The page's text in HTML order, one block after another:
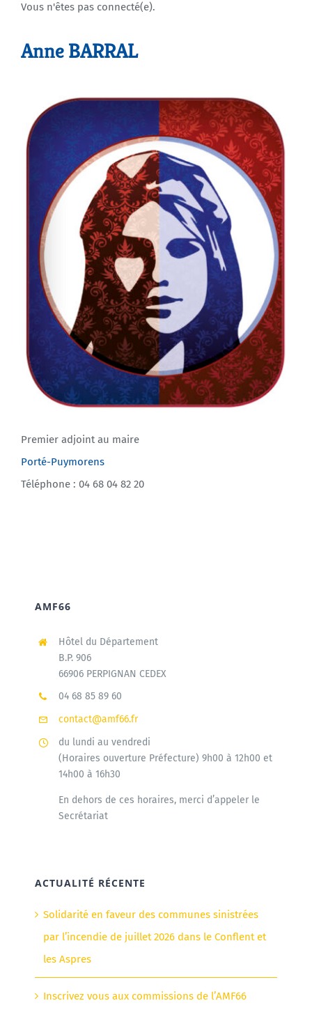
Agenda
Vous n'êtes pas connecté(e).
Anne BARRAL
Premier adjoint au maire
Porté-Puymorens
Téléphone : 04 68 04 82 20
AMF66
Hôtel du Département
B.P. 906
66906 PERPIGNAN CEDEX
04 68 85 89 60
contact@amf66.fr
du lundi au vendredi
(Horaires ouverture Préfecture) 9h00 à 12h00 et
14h00 à 16h30
En dehors de ces horaires, merci d’appeler le
Secrétariat
ACTUALITÉ RÉCENTE
Solidarité en faveur des communes sinistrées
par l’incendie de juillet 2026 dans le Conflent et
les Aspres
Inscrivez vous aux commissions de l’AMF66